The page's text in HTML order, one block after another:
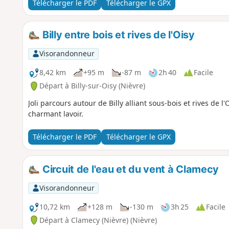
Télécharger le PDF Télécharger le GPX
Billy entre bois et rives de l'Oisy
Visorandonneur
8,42 km
+95 m -87 m 2h 40
Facile
Départ à Billy-sur-Oisy (Nièvre)
Joli parcours autour de Billy alliant sous-bois et rives de
charmant lavoir.
Télécharger le PDF Télécharger le GPX
Circuit de l'eau et du vent à Clamecy
Visorandonneur
10,72 km
+128 m -130 m 3h 25
Facile
Départ à Clamecy (Nièvre) (Nièvre)